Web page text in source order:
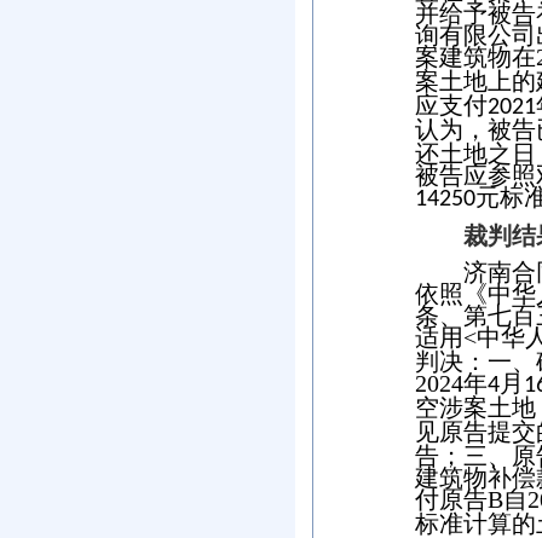
并给予被
询有限公
案建筑物在
案土地上
应支付2021
认为，被
还土地之
被告应参
14250元标
裁判结
济南合
依照《中
条、第七
适用<中华
判决：一
2024年4 月
空涉案土
见原告提
告；三、原
建筑物补偿
付原告B自
标准计算